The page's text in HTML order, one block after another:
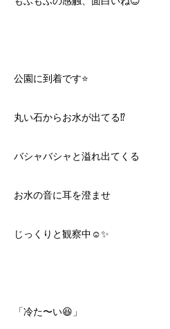
公園に到着です⭐️
丸い石からお水が出てる⁉️
バシャバシャと溢れ出てくる
お水の音に耳を澄ませ
じっくりと観察中☺️✨
「冷た〜い😆」